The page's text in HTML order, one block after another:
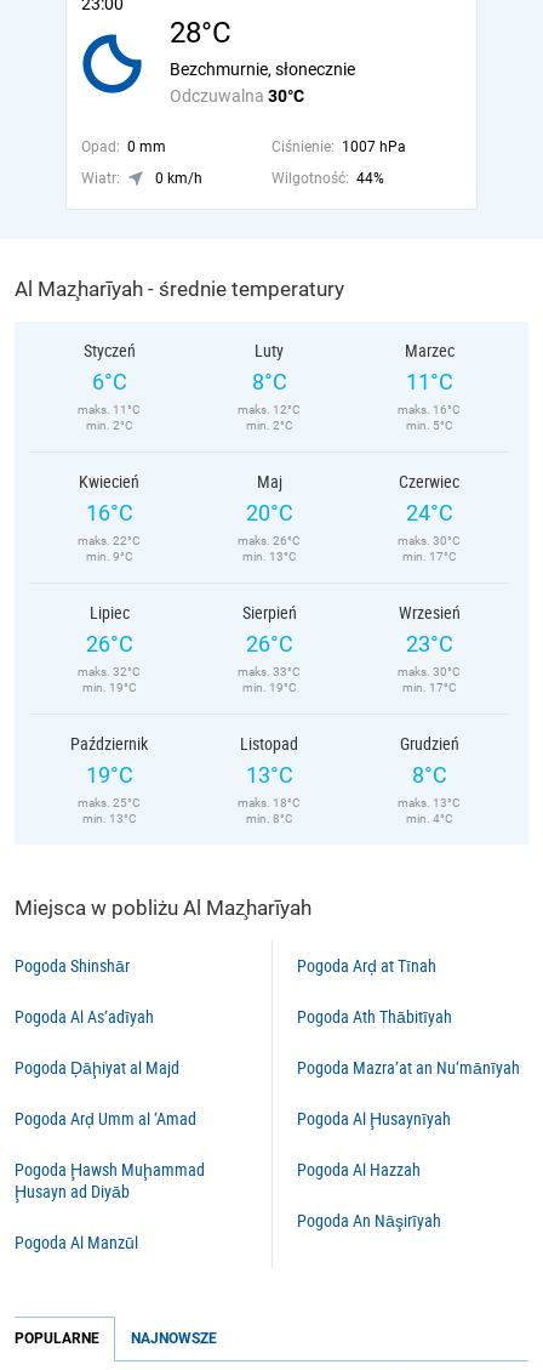
28°C
Odczuwalna 30°C
Bezchmurnie, słonecznie
Opad: 0 mm Ciśnienie: 1007 hPa
Wiatr:
0 km/h Wilgotność: 44%
Al Maz̧harīyah - średnie temperatury
Styczeń
6°C
maks. 11°C
min. 2°C
Luty
8°C
maks. 12°C
min. 2°C
Marzec
11°C
maks. 16°C
min. 5°C
Kwiecień
16°C
maks. 22°C
min. 9°C
Maj
20°C
maks. 26°C
min. 13°C
Czerwiec
24°C
maks. 30°C
min. 17°C
Lipiec
26°C
maks. 32°C
min. 19°C
Sierpień
26°C
maks. 33°C
min. 19°C
Wrzesień
23°C
maks. 30°C
min. 17°C
Październik
19°C
maks. 25°C
min. 13°C
Listopad
13°C
maks. 18°C
min. 8°C
Grudzień
8°C
maks. 13°C
min. 4°C
Miejsca w pobliżu Al Maz̧harīyah
Pogoda Shinshār
Pogoda Al As‘adīyah
Pogoda Ḑāḩiyat al Majd
Pogoda Arḑ Umm al ‘Amad
Pogoda Ḩawsh Muḩammad
Ḩusayn ad Diyāb
Pogoda Al Manzūl
Pogoda Arḑ at Tīnah
Pogoda Ath Thābitīyah
Pogoda Mazra‘at an Nu‘mānīyah
Pogoda Al Ḩusaynīyah
Pogoda Al Hazzah
Pogoda An Nāşirīyah
POPULARNE NAJNOWSZE